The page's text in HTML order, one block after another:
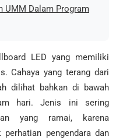
UMM Dalam Program
LED yang memiliki
Cahaya yang terang dari
dilihat bahkan di bawah
hari. Jenis ini sering
yang ramai, karena
perhatian pengendara dan